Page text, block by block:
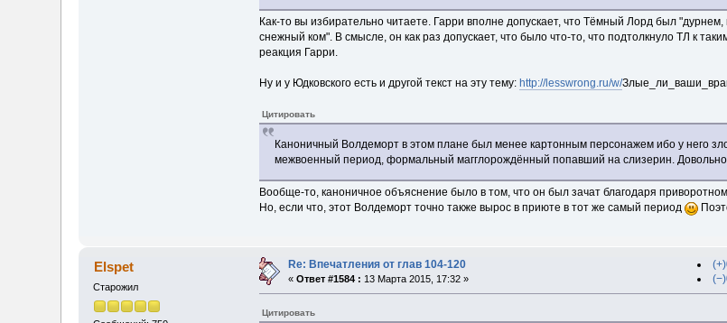
Как-то вы избирательно читаете. Гарри вполне допускает, что Тёмный Лорд был
снежный ком". В смысле, он как раз допускает, что было что-то, что подтолкнуло ТЛ к
реакция Гарри.
Ну и у Юдковского есть и другой текст на эту тему: http://lesswrong.ru/w/
Цитировать
Каноничный Волдеморт в этом плане был менее картонным персонажем ибо у него
межвоенный период, формальный магглорождённый попавший на слизерин. Довольно
Вообще-то, каноничное объяснение было в том, что он был зачат благодаря
Но, если что, этот Волдеморт точно также вырос в приюте в тот же самый период
Elspet
Старожил
Re: Впечатления от глав 104-120
«Ответ #1584 : 13 Марта 2015, 17:32 »
Цитировать